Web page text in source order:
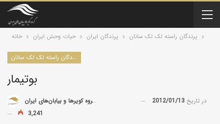
خانه حیات وحش ایران پرندگان ایران پرندگان راسته لک لک سانان
پرندگان راسته لک لک سانان
بوتیمار
توسط گروه کویرها و بیابان‌های ایران در تاریخ 2012/01/13
3,241